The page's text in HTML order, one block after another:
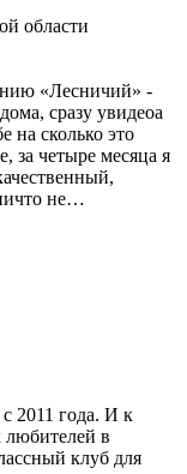
области
«Лесничий» -
сразу увидеоа
на сколько это
за четыре месяца я
не…
2011 года. И к
любителей в
клуб для